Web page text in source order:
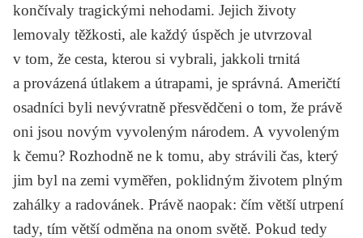
končívaly tragickými nehodami. Jejich životy
lemovaly těžkosti, ale každý úspěch je utvrzoval
v tom, že cesta, kterou si vybrali, jakkoli trnitá
a provázená útlakem a útrapami, je správná. Američtí
osadníci byli nevývratně přesvědčeni o tom, že právě
oni jsou novým vyvoleným národem. A vyvoleným
k čemu? Rozhodně ne k tomu, aby strávili čas, který
jim byl na zemi vyměřen, poklidným životem plným
zahálky a radovánek. Právě naopak: čím větší utrpení
tady, tím větší odměna na onom světě. Pokud tedy